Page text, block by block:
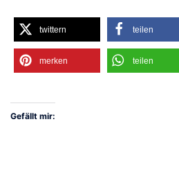
twittern teilen
merken teilen
Gefällt mir: